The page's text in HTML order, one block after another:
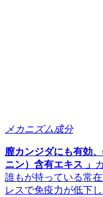
メカニズム成分
膣カンジダにも有効
ニン）含有エキス 」
誰もが持っている常
レスで免疫力が低下